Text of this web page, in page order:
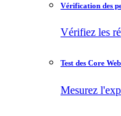
Vérification des
Vérifiez les
Test des Core
Mesurez